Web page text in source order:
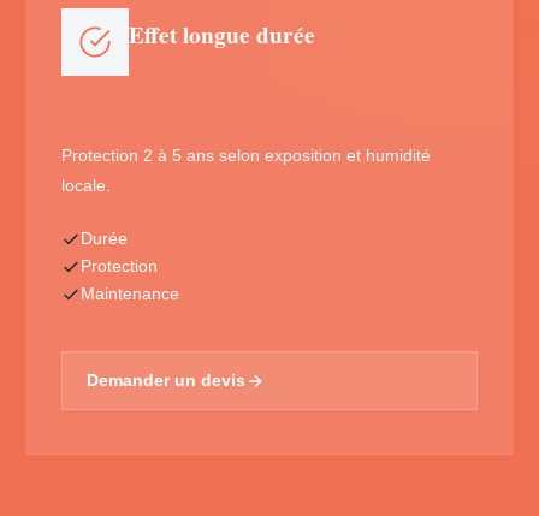
Effet longue durée
Protection 2 à 5 ans selon exposition et humidité
locale.
Durée
Protection
Maintenance
Demander un devis